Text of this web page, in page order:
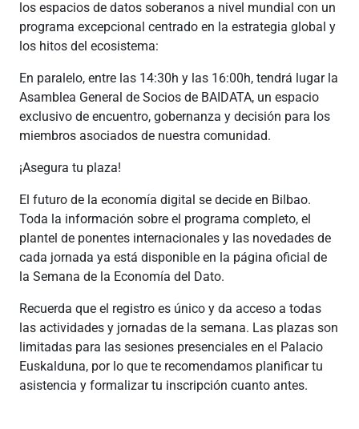
los espacios de datos soberanos a nivel mundial con un
programa excepcional centrado en la estrategia global y
los hitos del ecosistema:
En paralelo, entre las 14:30h y las 16:00h, tendrá lugar la
Asamblea General de Socios de BAIDATA, un espacio
exclusivo de encuentro, gobernanza y decisión para los
miembros asociados de nuestra comunidad.
¡Asegura tu plaza!
El futuro de la economía digital se decide en Bilbao.
Toda la información sobre el programa completo, el
plantel de ponentes internacionales y las novedades de
cada jornada ya está disponible en la página oficial de
la Semana de la Economía del Dato.
Recuerda que el registro es único y da acceso a todas
las actividades y jornadas de la semana. Las plazas son
limitadas para las sesiones presenciales en el Palacio
Euskalduna, por lo que te recomendamos planificar tu
asistencia y formalizar tu inscripción cuanto antes.